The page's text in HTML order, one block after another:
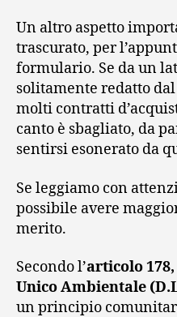
Un altro aspetto
trascurato, per
formulario. Se da un
solitamente redatto
molti contratti
canto è sbagliato, da
sentirsi esonerato da
Se leggiamo con
possibile avere
merito.
Secondo l’articolo
Unico Ambientale
un principio